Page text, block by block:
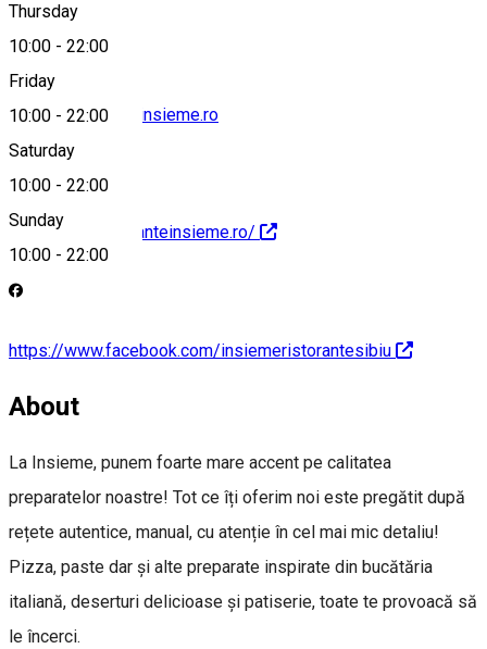
Thursday
10:00 - 22:00
Friday
10:00 - 22:00
Saturday
10:00 - 22:00
Sunday
10:00 - 22:00
office@ristoranteinsieme.ro
http://www.ristoranteinsieme.ro/
https://www.facebook.com/insiemeristorantesibiu
About
La Insieme, punem foarte mare accent pe calitatea
preparatelor noastre! Tot ce îți oferim noi este pregătit după
rețete autentice, manual, cu atenție în cel mai mic detaliu!
Pizza, paste dar și alte preparate inspirate din bucătăria
italiană, deserturi delicioase și patiserie, toate te provoacă să
le încerci.